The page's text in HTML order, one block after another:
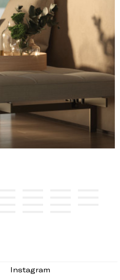
Instagram